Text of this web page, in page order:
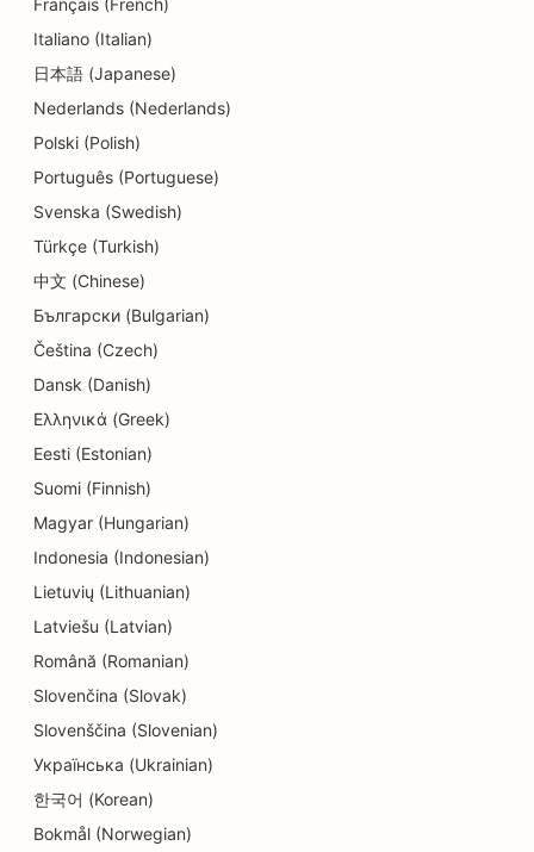
SEO az óvodák számára
SEO az adósságtanácsadási szolgáltatások
számára
SEO fogászati klinikák számára
SEO a Delis számára
SEO for Diners
SEO a részletek üzletei számára
SEO a Donut üzletek számára
SEO az oktatási és gyermekgondozási
SEO a vegytisztítók számára
SEO villanyszerelők számára
SEO elektronikai üzletek számára
SEO endodontistáknak
SEO a szórakozás és rekreáció számára
SEO mérnöki irodák számára
EO etnikai éttermek számára
Français (French)
Italiano (Italian)
日本語 (Japanese)
Nederlands (Nederlands)
Polski (Polish)
Português (Portuguese)
Svenska (Swedish)
Türkçe (Turkish)
中文 (Chinese)
Български (Bulgarian)
Čeština (Czech)
Dansk (Danish)
Ελληνικά (Greek)
Eesti (Estonian)
Suomi (Finnish)
Magyar (Hungarian)
Indonesia (Indonesian)
Lietuvių (Lithuanian)
Latviešu (Latvian)
Română (Romanian)
Slovenčina (Slovak)
Slovenščina (Slovenian)
Українська (Ukrainian)
한국어 (Korean)
Bokmål (Norwegian)